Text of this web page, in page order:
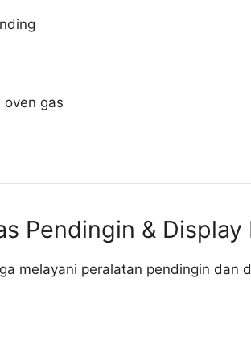
oven gas
Pendingin & Display
melayani peralatan pendingin dan